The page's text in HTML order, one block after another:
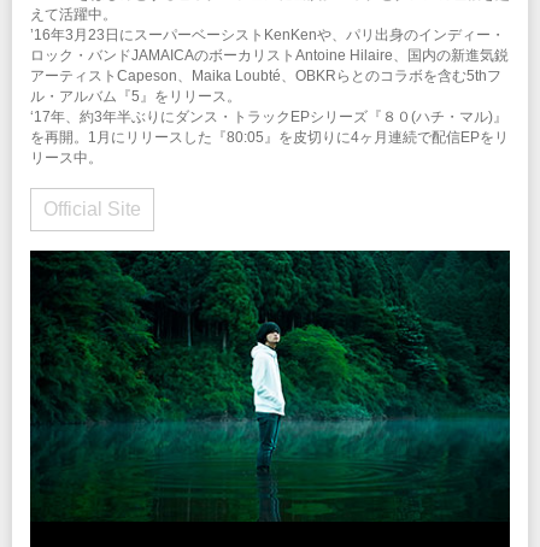
えて活躍中。
’16年3月23日にスーパーベーシストKenKenや、パリ出身のインディー・
ロック・バンドJAMAICAのボーカリストAntoine Hilaire、国内の新進気鋭
アーティストCapeson、Maika Loubté、OBKRらとのコラボを含む5thフ
ル・アルバム『5』をリリース。
‘17年、約3年半ぶりにダンス・トラックEPシリーズ『８０(ハチ・マル)』
を再開。1月にリリースした『80:05』を皮切りに4ヶ月連続で配信EPをリ
リース中。
Official Site